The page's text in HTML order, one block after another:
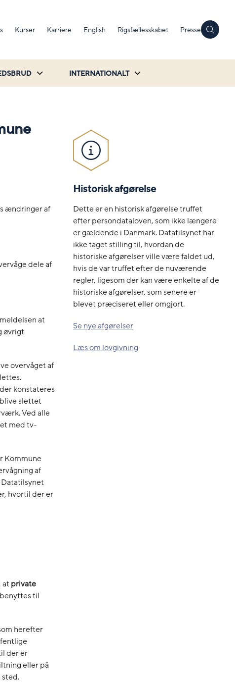
Kurser Karriere English Rigsfællesskabet Presse
INTERNATIONALT
ændringer af
dele af
at
øvrigt
overvåget af
konstateres
slettet
Ved alle
med tv-
Kommune
af
hvortil der er
at private
til
herefter
der er
eller på
sted.
Historisk afgørelse
Dette er en historisk afgørelse truffet
efter persondataloven, som ikke længere
er gældende i Danmark. Datatilsynet har
ikke taget stilling til, hvordan de
historiske afgørelser ville være faldet ud,
hvis de var truffet efter de nuværende
regler, ligesom der kan være enkelte af de
historiske afgørelser, som senere er
blevet præciseret eller omgjort.
Se nye afgørelser
Læs om lovgivning